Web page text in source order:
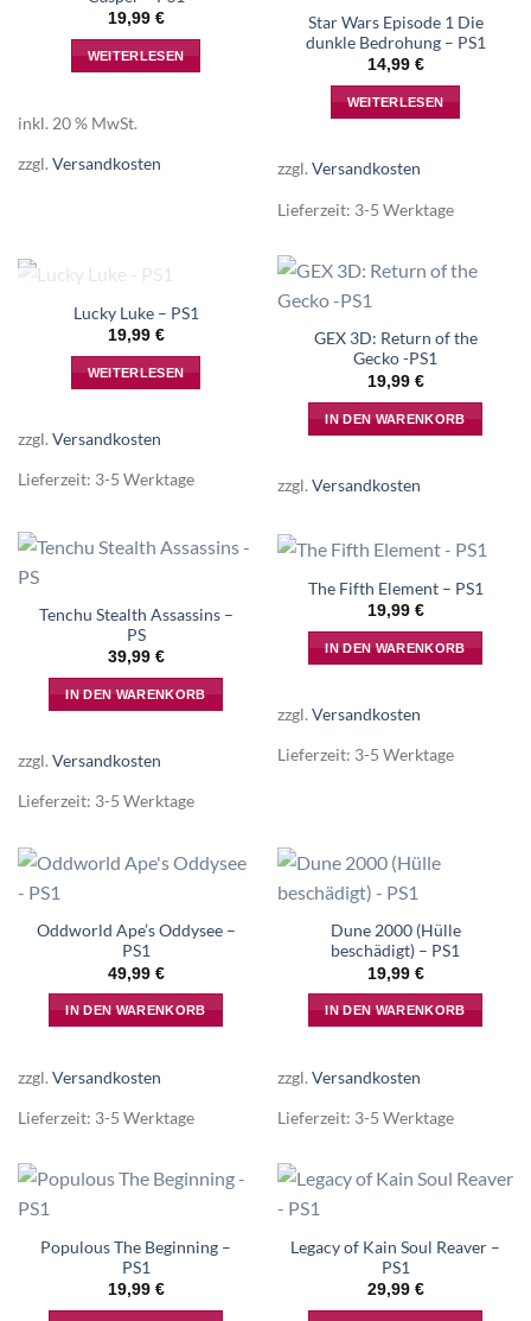
19,99 €
WEITERLESEN
inkl. 20 % MwSt.
zzgl. Versandkosten
Star Wars Episode 1 Die
dunkle Bedrohung – PS1
14,99 €
WEITERLESEN
zzgl.Versandkosten
Lieferzeit: 3-5 Werktage
NICHT VORRÄTIG
Lucky Luke – PS1
19,99 €
WEITERLESEN
zzgl. Versandkosten
Lieferzeit: 3-5 Werktage
GEX 3D: Return of the
Gecko -PS1
19,99 €
IN DEN WARENKORB
zzgl. Versandkosten
Tenchu Stealth Assassins –
PS
39,99 €
IN DEN WARENKORB
zzgl. Versandkosten
Lieferzeit: 3-5 Werktage
The Fifth Element – PS1
19,99 €
IN DEN WARENKORB
zzgl. Versandkosten
Lieferzeit: 3-5 Werktage
Oddworld Ape’s Oddysee –
PS1
49,99 €
IN DEN WARENKORB
zzgl. Versandkosten
Lieferzeit: 3-5 Werktage
Dune 2000 (Hülle
beschädigt) – PS1
19,99 €
IN DEN WARENKORB
zzgl. Versandkosten
Lieferzeit: 3-5 Werktage
Populous The Beginning –
PS1
19,99 €
Legacy of Kain Soul Reaver –
PS1
29,99 €